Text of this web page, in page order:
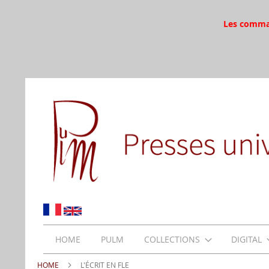
Les
HOME PULM COLLECTIONS DIGITAL
HOME L'ÉCRIT EN FLE